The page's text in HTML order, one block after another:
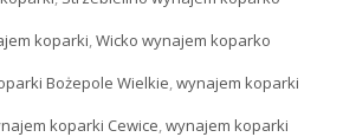
koparki,Wicko wynajem koparko
Bożepole Wielkie,wynajem koparki
koparki Cewice,wynajem koparki